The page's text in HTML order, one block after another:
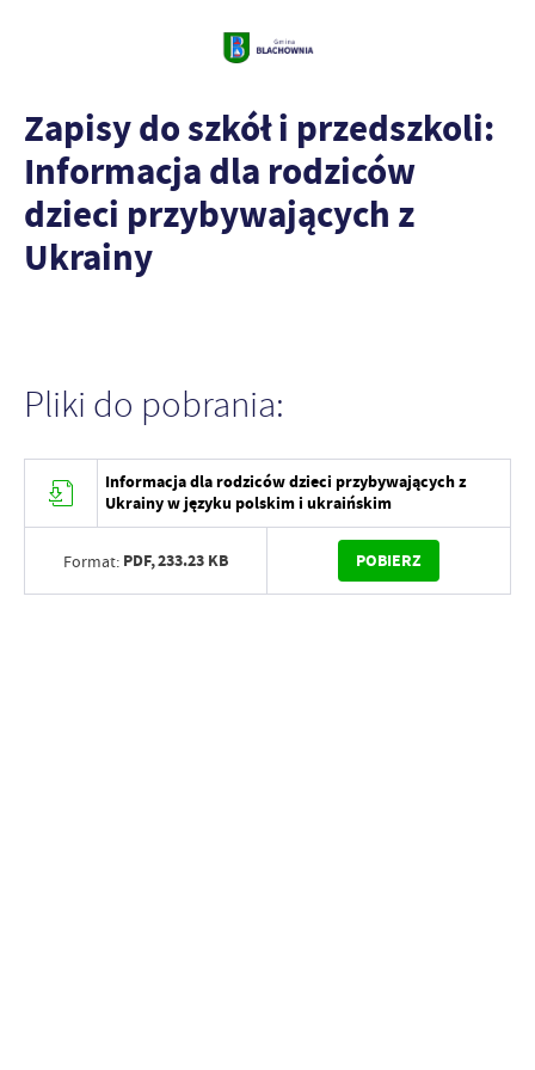
Zapisy do szkół i przedszkoli:
Informacja dla rodziców
dzieci przybywających z
Ukrainy
Pliki do pobrania:
Informacja dla rodziców dzieci przybywających z
Ukrainy w języku polskim i ukraińskim
Format: PDF,233.23 KB POBIERZ